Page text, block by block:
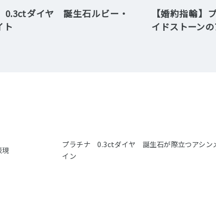
ダイヤ 誕生石ルビー・
ト
【婚約指輪
イドストーン
現
プラチナ 0.3ctダイヤ 誕生石が際立つアシン
イン